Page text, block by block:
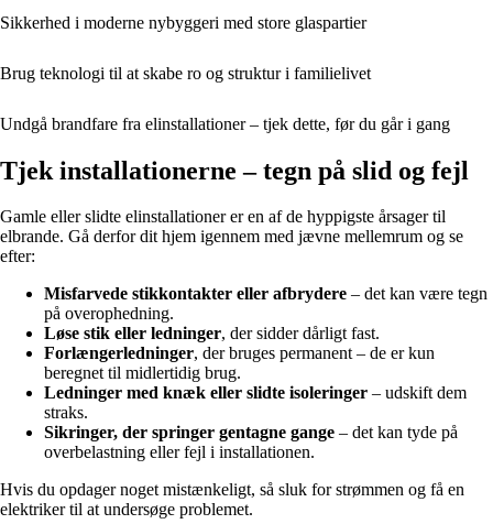
Sikkerhed i moderne nybyggeri med store glaspartier
Brug teknologi til at skabe ro og struktur i familielivet
Undgå brandfare fra elinstallationer – tjek dette, før du går i gang
Tjek installationerne – tegn på slid og fejl
Gamle eller slidte elinstallationer er en af de hyppigste årsager til
elbrande. Gå derfor dit hjem igennem med jævne mellemrum og se
efter:
Misfarvede stikkontakter eller afbrydere – det kan være tegn
på overophedning.
Løse stik eller ledninger, der sidder dårligt fast.
Forlængerledninger, der bruges permanent – de er kun
beregnet til midlertidig brug.
Ledninger med knæk eller slidte isoleringer – udskift dem
straks.
Sikringer, der springer gentagne gange – det kan tyde på
overbelastning eller fejl i installationen.
Hvis du opdager noget mistænkeligt, så sluk for strømmen og få en
elektriker til at undersøge problemet.